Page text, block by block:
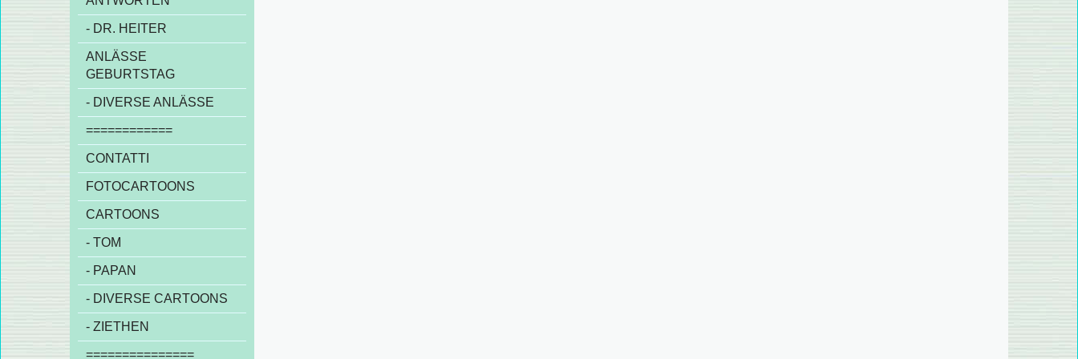
- DR. HEITER
ANLÄSSE
GEBURTSTAG
- DIVERSE ANLÄSSE
============
CONTATTI
FOTOCARTOONS
CARTOONS
- TOM
- PAPAN
- DIVERSE CARTOONS
- ZIETHEN
===============